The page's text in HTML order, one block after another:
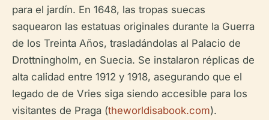
para el jardín. En 1648, las tropas suecas
saquearon las estatuas originales durante la Guerra
de los Treinta Años, trasladándolas al Palacio de
Drottningholm, en Suecia. Se instalaron réplicas de
alta calidad entre 1912 y 1918, asegurando que el
legado de de Vries siga siendo accesible para los
visitantes de Praga (theworldisabook.com).